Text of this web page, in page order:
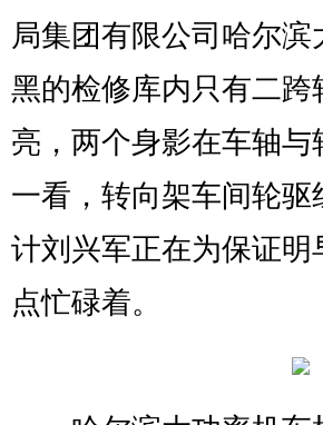
局集团有限公司哈尔
黑的检修库内只有二
亮，两个身影在车轴
一看，转向架车间轮
计刘兴军正在为保证
点忙碌着。